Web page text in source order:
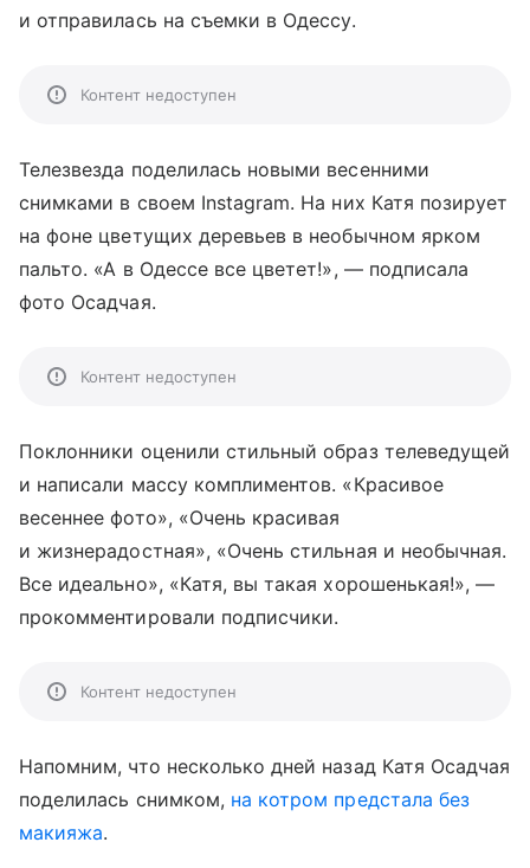
и отправилась на съемки в Одессу.
Контент недоступен
Телезвезда поделилась новыми весенними
снимками в своем Instagram. На них Катя позирует
на фоне цветущих деревьев в необычном ярком
пальто. «А в Одессе все цветет!», — подписала
фото Осадчая.
Контент недоступен
Поклонники оценили стильный образ телеведущей
и написали массу комплиментов. «Красивое
весеннее фото», «Очень красивая
и жизнерадостная», «Очень стильная и необычная.
Все идеально», «Катя, вы такая хорошенькая!», —
прокомментировали подписчики.
Контент недоступен
Напомним, что несколько дней назад Катя Осадчая
поделилась снимком, на котром предстала без
макияжа.